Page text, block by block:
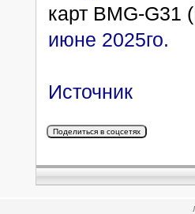
карт BMG-G31
июне 2025го.
Источник